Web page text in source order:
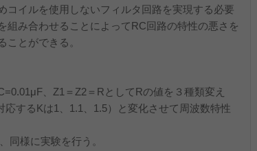
コイルを使用しないフィルタ回路を実現する必要
組み合わせることによってRC回路の特性の悪さを
とができる。
、Z1＝Z2＝RとしてRの値を３種類変え
するKは1、1.1、1.5）と変化させて周波数特性
同様に実験を行う。